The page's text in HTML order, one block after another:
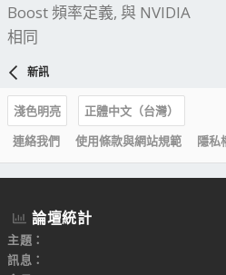
Boost 頻率定義, 與 NVIDIA
相同
新訊
淺色明亮
正體中文（台灣）
連絡我們
使用條款與網站規範 隱私
論壇統計
主題
訊息